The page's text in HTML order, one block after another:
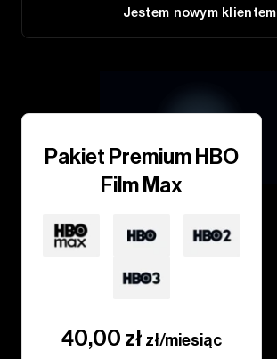
Jestem nowym klientem
Pakiet Premium HBO
Film Max
40,00 zł zł/miesiąc